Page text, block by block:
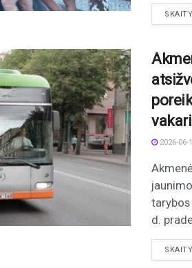
2026-06-
tarybos
d.